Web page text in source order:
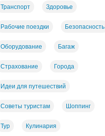
Транспорт Здоровье
Рабочие поездки Безопасность
Оборудование Багаж
Страхование Города
Идеи для путешествий
Советы туристам Шоппинг
Тур Кулинария